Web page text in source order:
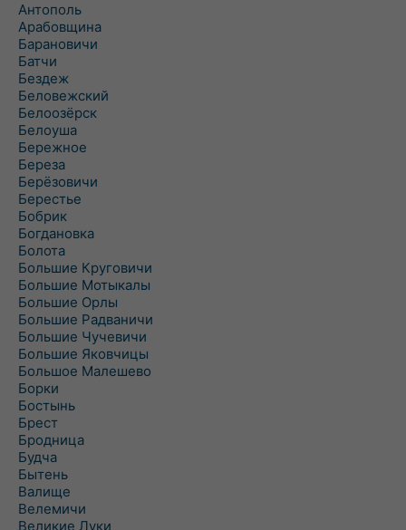
Антополь
Арабовщина
Барановичи
Батчи
Бездеж
Беловежский
Белоозёрск
Белоуша
Бережное
Береза
Берёзовичи
Берестье
Бобрик
Богдановка
Болота
Большие Круговичи
Большие Мотыкалы
Большие Орлы
Большие Радваничи
Большие Чучевичи
Большие Яковчицы
Большое Малешево
Борки
Бостынь
Брест
Бродница
Будча
Бытень
Валище
Велемичи
Великие Луки